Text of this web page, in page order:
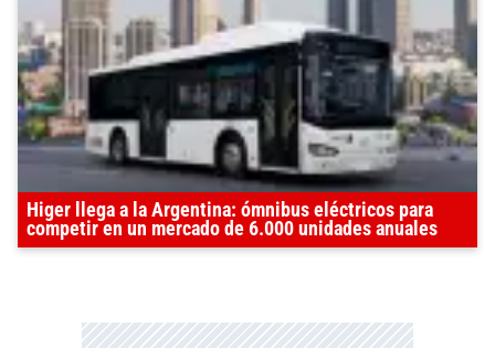
Higer llega a la Argentina: ómnibus eléctricos para
competir en un mercado de 6.000 unidades anuales